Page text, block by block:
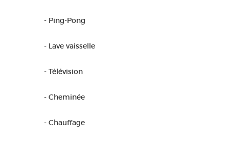
- Ping-Pong
- Lave vaisselle
- Télévision
- Cheminée
- Chauffage